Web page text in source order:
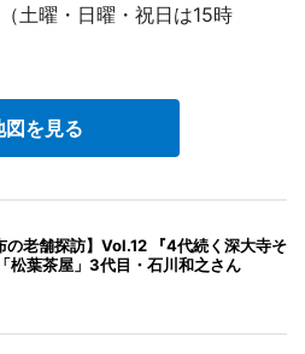
土曜・日曜・祝日は15時
図を見る
の老舗探訪】Vol.12 『4代続く深大寺そ
松葉茶屋」3代目・石川和之さん